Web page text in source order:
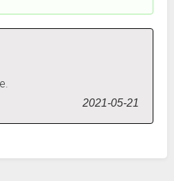
2021-05-21